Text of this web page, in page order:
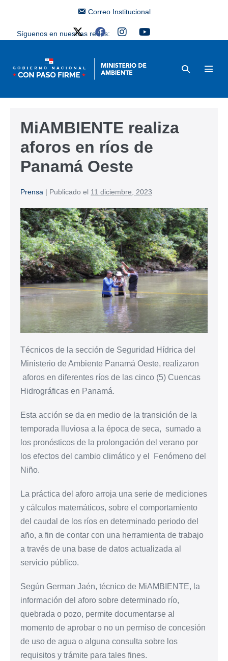
Correo Institucional
Síguenos en nuestras redes:
MiAMBIENTE realiza
aforos en ríos de
Panamá Oeste
Prensa | Publicado el 11 diciembre, 2023
Técnicos de la sección de Seguridad Hídrica del
Ministerio de Ambiente Panamá Oeste, realizaron
aforos en diferentes ríos de las cinco (5) Cuencas
Hidrográficas en Panamá.
Esta acción se da en medio de la transición de la
temporada lluviosa a la época de seca, sumado a
los pronósticos de la prolongación del verano por
los efectos del cambio climático y el Fenómeno del
Niño.
La práctica del aforo arroja una serie de mediciones
y cálculos matemáticos, sobre el comportamiento
del caudal de los ríos en determinado periodo del
año, a fin de contar con una herramienta de trabajo
a través de una base de datos actualizada al
servicio público.
Según German Jaén, técnico de MiAMBIENTE, la
información del aforo sobre determinado río,
quebrada o pozo, permite documentarse al
momento de aprobar o no un permiso de concesión
de uso de agua o alguna consulta sobre los
requisitos y trámite para tales fines.